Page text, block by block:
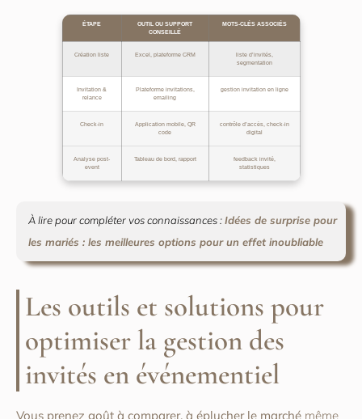
ÉTAPE
OUTIL OU SUPPORT
CONSEILLÉ
MOTS-CLÉS ASSOCIÉS
Création liste Excel, plateforme CRM
liste d’invités,
segmentation
Invitation &
relance
Plateforme invitations,
emailing
gestion invitation en ligne
Check-in
Application mobile, QR
code
contrôle d’accès, check-in
digital
Analyse post-
event
Tableau de bord, rapport
feedback invité,
statistiques
À lire pour compléter vos connaissances :Idées de surprise pour
les mariés : les meilleures options pour un effet inoubliable
Les outils et solutions pour
optimiser la gestion des
invités en événementiel
Vous prenez goût à comparer, à éplucher le marché même